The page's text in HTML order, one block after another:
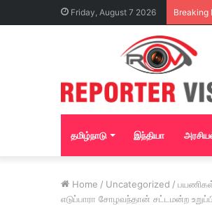
Friday, August 7 2026 Breaking
தமிழ்நாடு இந்தியா
Home / Uncategorized /
எடுப்பாரா சோழவந்தான் சட்டமன்ற